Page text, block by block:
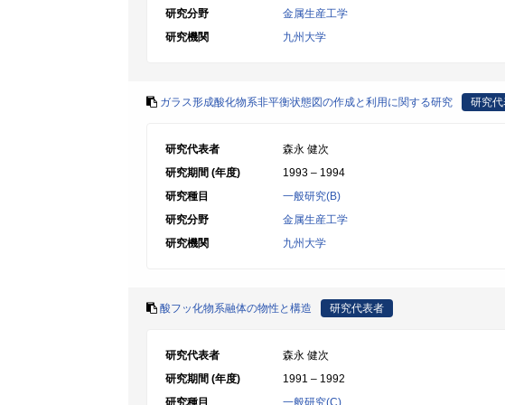
研究分野
金属生産工学
研究機関
九州大学
ガラス形成酸化物系非平衡状態図の作成と利用に関する研究 研究
研究代表者
森永 健次
研究期間 (年度)
1993 – 1994
研究種目
一般研究(B)
研究分野
金属生産工学
研究機関
九州大学
酸フッ化物系融体の物性と構造 研究代表者
研究代表者
森永 健次
研究期間 (年度)
1991 – 1992
研究種目
一般研究(C)